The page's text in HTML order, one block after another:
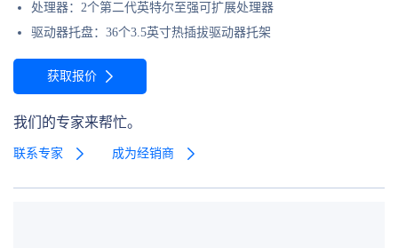
处理器：2个第二代英特尔至强可扩展处理器
驱动器托盘：36个3.5英寸热插拔驱动器托架
获取报价
我们的专家来帮忙。
联系专家 成为经销商